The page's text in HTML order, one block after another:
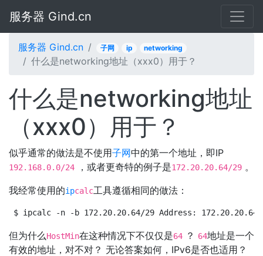
服务器 Gind.cn
服务器 Gind.cn 子网 ip networking
什么是networking地址（xxx0）用于？
什么是networking地址
（xxx0）用于？
似乎通常的做法是不使用子网中的第一个地址，即IP
192.168.0.0/24 ，或者更奇特的例子是172.20.20.64/29 。
我经常使用的ipcalc工具遵循相同的做法：
$ ipcalc -n -b 172.20.20.64/29 Address: 172.20.20.64
但为什么HostMin在这种情况下不仅仅是64 ？ 64地址是一个
有效的地址，对不对？ 无论答案如何，IPv6是否也适用？